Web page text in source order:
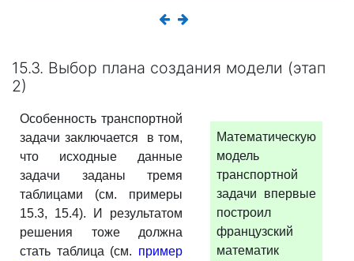
15.3. Выбор плана создания модели (этап
2)
Особенность транспортной
задачи заключается в том,
что исходные данные
задачи заданы тремя
таблицами (см. примеры
15.3, 15.4). И результатом
решения тоже должна
стать таблица (см. пример
Математическую
модель
транспортной
задачи впервые
построил
французский
математик